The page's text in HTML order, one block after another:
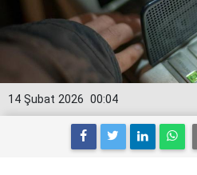
00:04
14 Şubat 2026